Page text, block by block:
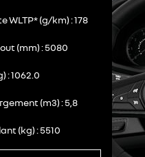
WLTP* (g/km) 178
(mm) 5080
1062.0
(m3) 5,8
(kg) 5510